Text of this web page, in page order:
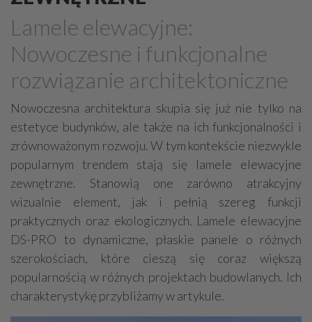
Drewno, konstrukcje drewniane
Farby, kleje, lakiery, emalie
Beton
Cegły, pustaki, bloczki
Szalunki, szalunki kartonowe
Techniki zamocowań
Kostka brukowa, granitowa
Beton komórkowy
Kruszywa
Systemy kominowe
Izolacje akustyczne
Składy budowlane
Stal, wyroby stalowe
Sklejki Blachy
Szkło
Tworzywa sztuczne
Styropian
System barw
Filtry
Metale
Lamele elewacyjne:
Nowoczesne i funkcjonalne
rozwiązanie architektoniczne
Nowoczesna architektura skupia się już nie tylko na
estetyce budynków, ale także na ich funkcjonalności i
zrównoważonym rozwoju. W tym kontekście niezwykle
popularnym trendem stają się lamele elewacyjne
zewnętrzne. Stanowią one zarówno atrakcyjny
wizualnie element, jak i pełnią szereg funkcji
praktycznych oraz ekologicznych. Lamele elewacyjne
DS-PRO to dynamiczne, płaskie panele o różnych
szerokościach, które cieszą się coraz większą
popularnością w różnych projektach budowlanych. Ich
charakterystykę przybliżamy w artykule.